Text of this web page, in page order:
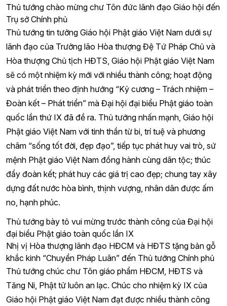
Thủ tướng chào mừng chư Tôn đức lãnh đạo Giáo hội đến
Trụ sở Chính phủ
Thủ tướng tin tưởng Giáo hội Phật giáo Việt Nam dưới sự
lãnh đạo của Trưởng lão Hòa thượng Đệ Tứ Pháp Chủ và
Hòa thượng Chủ tịch HĐTS, Giáo hội Phật giáo Việt Nam
sẽ có một nhiệm kỳ mới với nhiều thành công; hoạt động
và phát triển theo định hướng “Kỷ cương – Trách nhiệm –
Đoàn kết – Phát triển” mà Đại hội đại biểu Phật giáo toàn
quốc lần thứ IX đã đề ra. Thủ tướng nhấn mạnh, Giáo hội
Phật giáo Việt Nam với tinh thần từ bi, trí tuệ và phương
châm “sống tốt đời, đẹp đạo”, tiếp tục phát huy vai trò, sứ
mệnh Phật giáo Việt Nam đồng hành cùng dân tộc; thúc
đẩy đoàn kết; phát huy các giá trị cao đẹp; chung tay xây
dựng đất nước hòa bình, thịnh vượng, nhân dân được ấm
no, hạnh phúc.
Thủ tướng bày tỏ vui mừng trước thành công của Đại hội
đại biểu Phật giáo toàn quốc lần IX
Nhị vị Hòa thượng lãnh đạo HĐCM và HĐTS tặng bản gỗ
khắc kinh “Chuyển Pháp Luân” đến Thủ tướng Chính phủ
Thủ tướng chúc chư Tôn giáo phẩm HĐCM, HĐTS và
Tăng Ni, Phật tử luôn an lạc. Chúc cho nhiệm kỳ IX của
Giáo hội Phật giáo Việt Nam đạt được nhiều thành công